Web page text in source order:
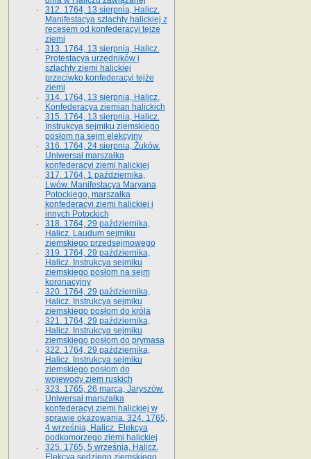
312. 1764, 13 sierpnia, Halicz.
Manifestacya szlachty halickiej z
recesem od konfederacyi tejże
ziemi
313. 1764, 13 sierpnia, Halicz.
Protestacya urzędników i
szlachty ziemi halickiej
przeciwko konfederacyi tejże
ziemi
314. 1764, 13 sierpnia, Halicz.
Konfederacya ziemian halickich
315. 1764, 13 sierpnia, Halicz.
Instrukcya sejmiku ziemskiego
posłom na sejm elekcyjny
316. 1764, 24 sierpnia, Żuków.
Uniwersał marszałka
konfederacyi ziemi halickiej
317. 1764, 1 października,
Lwów. Manifestacya Maryana
Potockiego, marszałka
konfederacyi ziemi halickiej i
innych Potockich
318. 1764, 29 października,
Halicz. Laudum sejmiku
ziemskiego przedsejmowego
319. 1764, 29 października,
Halicz. Instrukcya sejmiku
ziemskiego posłom na sejm
koronacyjny
320. 1764, 29 października,
Halicz. Instrukcya sejmiku
ziemskiego posłom do króla
321. 1764, 29 października,
Halicz. Instrukcya sejmiku
ziemskiego posłom do prymasa
322. 1764, 29 października,
Halicz. Instrukcya sejmiku
ziemskiego posłom do
wojewody ziem ruskich
323. 1765, 26 marca, Jaryszów.
Uniwersał marszałka
konfederacyi ziemi halickiej w
sprawie okazowania. 324. 1765,
4 września, Halicz. Elekcya
podkomorzego ziemi halickiej
325. 1765, 5 września, Halicz.
Elekcya sędziego ziemskiego